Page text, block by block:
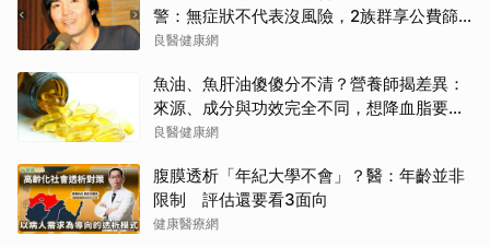
警：無症狀不代表沒風險，2族群享公費篩
檢
良醫健康網
魚油、魚肝油傻傻分不清？營養師揭差異：
來源、成分與功效完全不同，想降血脂要吃
「它」
良醫健康網
腹膜透析「年紀大學不會」？醫：年齡並非
限制 評估還要看3面向
健康醫療網